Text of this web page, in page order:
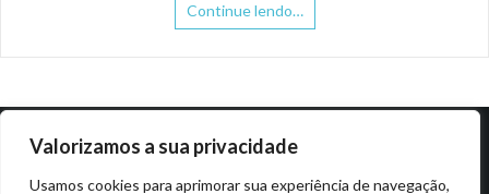
Valorizamos a sua privacidade
Usamos cookies para aprimorar sua experiência de navegação,
Continue lendo…